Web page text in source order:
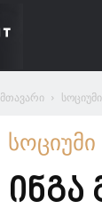
მთავარი სოციუმი
სოციუმი